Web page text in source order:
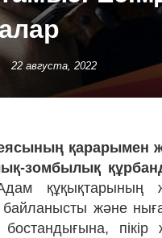
22 августа, 2022
қарарымен
зомбылық
құқықтарының
байланысты және
пікір